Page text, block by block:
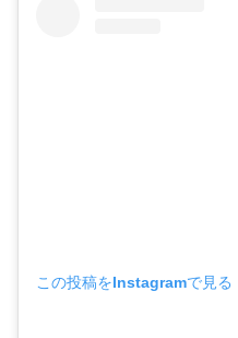
この投稿をInstagramで見る